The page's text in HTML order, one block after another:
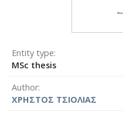
Entity type
MSc thesis
Author
ΧΡΗΣΤΟΣ ΤΣΙΟΛΙΑΣ